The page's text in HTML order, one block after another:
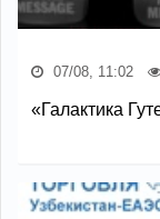
07/08, 11:02
«Галактика